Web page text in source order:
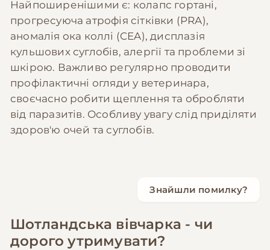
Найпоширенішими є: колапс гортані,
прогресуюча атрофія сітківки (PRA),
аномалія ока коллі (CEA), дисплазія
кульшових суглобів, алергії та проблеми зі
шкірою. Важливо регулярно проводити
профілактичні огляди у ветеринара,
своєчасно робити щеплення та обробляти
від паразитів. Особливу увагу слід приділяти
здоров'ю очей та суглобів.
Знайшли помилку?
Шотландська вівчарка - чи
дорого утримувати?